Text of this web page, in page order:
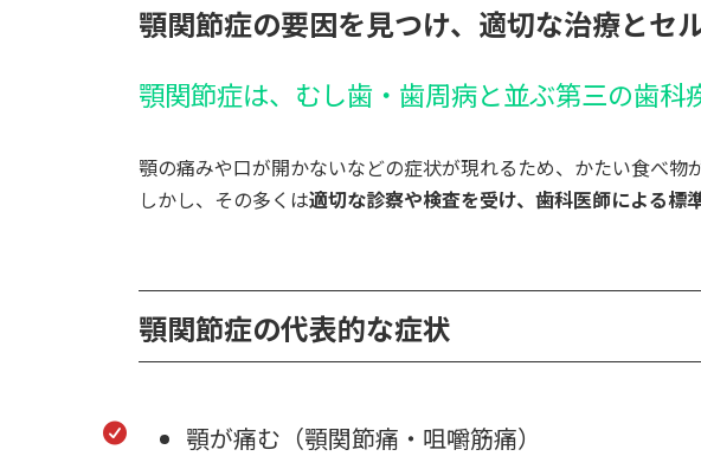
顎関節症の要因を見つけ、適切な治療とセ
顎関節症は、むし歯・歯周病と並ぶ第三の歯科
顎の痛みや口が開かないなどの症状が現れるため、かたい食べ物
しかし、その多くは適切な診察や検査を受け、歯科医師による標
顎関節症の代表的な症状
顎が痛む（顎関節痛・咀嚼筋痛）